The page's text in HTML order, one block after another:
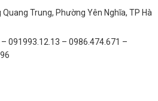
Trung, Phường Yên Nghĩa, TP Hà
091993.12.13 – 0986.474.671 –